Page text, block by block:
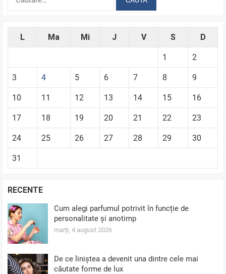
L Ma Mi J V S D
1 2
3 4 5 6 7 8 9
10 11 12 13 14 15 16
17 18 19 20 21 22 23
24 25 26 27 28 29 30
31
RECENTE
Cum alegi parfumul potrivit în funcție de
personalitate și anotimp
marți, 4 august 2026
De ce liniștea a devenit una dintre cele mai
căutate forme de lux